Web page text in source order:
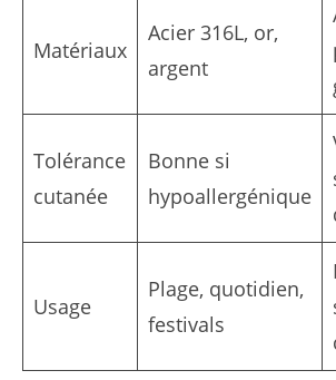
Matériaux
Acier 316L, or,
argent
Tolérance
cutanée
Bonne si
hypoallergénique
Usage
Plage, quotidien,
festivals